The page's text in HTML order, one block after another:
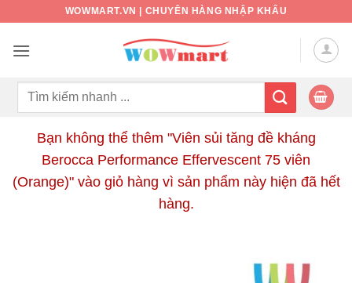
nội
WOWMART.VN | CHUYÊN HÀNG NHẬP KHẨU
Tìm
Bạn không thể thêm "Viên sủi tăng đề kháng
Berocca Performance Effervescent 75 viên
(Orange)" vào giỏ hàng vì sản phẩm này hiện đã hết
hàng.